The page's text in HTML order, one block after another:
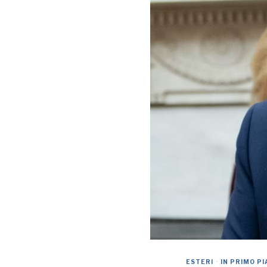
ESTERI · IN PRIMO